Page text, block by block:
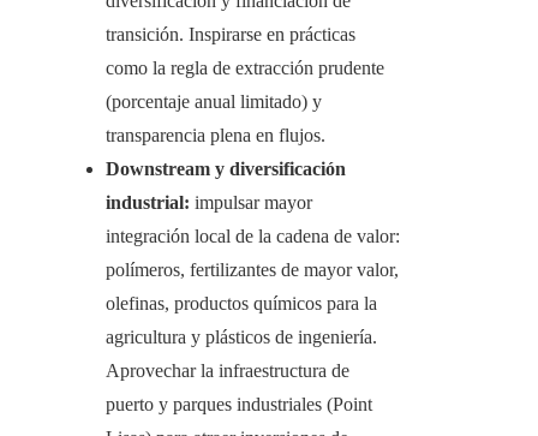
transición. Inspirarse en prácticas
como la regla de extracción prudente
(porcentaje anual limitado) y
transparencia plena en flujos.
Downstream y diversificación
industrial: impulsar mayor
integración local de la cadena de valor:
polímeros, fertilizantes de mayor valor,
olefinas, productos químicos para la
agricultura y plásticos de ingeniería.
Aprovechar la infraestructura de
puerto y parques industriales (Point